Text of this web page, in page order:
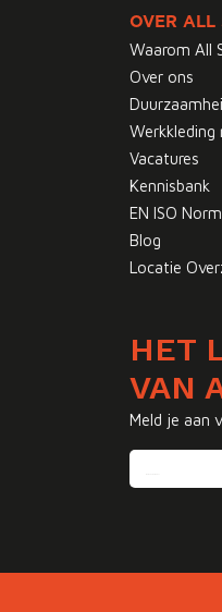
OVER ALL
Waarom All
Over ons
Werkkleding
Vacatures
Kennisbank
EN ISO
Blog
Locatie
HET
VAN
Meld je aan